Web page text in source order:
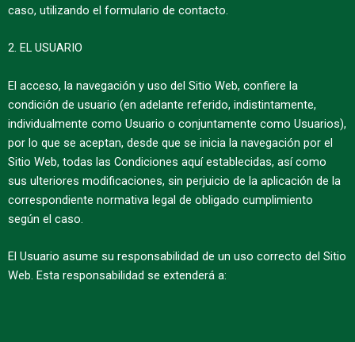
caso, utilizando el formulario de contacto.
2. EL USUARIO
El acceso, la navegación y uso del Sitio Web, confiere la
condición de usuario (en adelante referido, indistintamente,
individualmente como Usuario o conjuntamente como Usuarios),
por lo que se aceptan, desde que se inicia la navegación por el
Sitio Web, todas las Condiciones aquí establecidas, así como
sus ulteriores modificaciones, sin perjuicio de la aplicación de la
correspondiente normativa legal de obligado cumplimiento
según el caso.
El Usuario asume su responsabilidad de un uso correcto del Sitio
Web. Esta responsabilidad se extenderá a: